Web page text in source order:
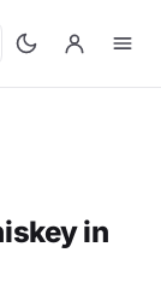
in